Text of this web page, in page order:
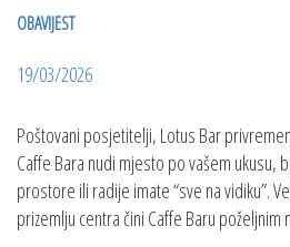
OBAVIJEST
19/03/2026
Poštovani posjetitelji, Lotus Bar
Caffe Bara nudi mjesto po vašem ukusu,
prostore ili radije imate “sve na vidiku”.
prizemlju centra čini Caffe Baru poželjnim